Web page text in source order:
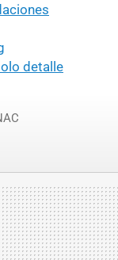
detalle